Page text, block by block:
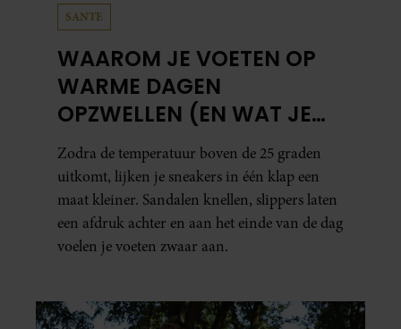
SANTE
WAAROM JE VOETEN OP
WARME DAGEN
OPZWELLEN (EN WAT JE
ERAAN KUNT DOEN)
Zodra de temperatuur boven de 25 graden
uitkomt, lijken je sneakers in één klap een
maat kleiner. Sandalen knellen, slippers laten
een afdruk achter en aan het einde van de dag
voelen je voeten zwaar aan.